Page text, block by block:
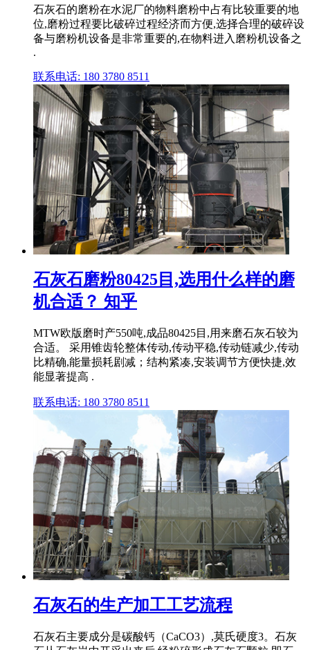
石灰石的磨粉在水泥厂的物料磨粉中占有比较重要的地
位,磨粉过程要比破碎过程经济而方便,选择合理的破碎设
备与磨粉机设备是非常重要的,在物料进入磨粉机设备之
.
联系电话: 180 3780 8511
石灰石磨粉80425目,选用什么样的磨
机合适？ 知乎
MTW欧版磨时产550吨,成品80425目,用来磨石灰石较为
合适。 采用锥齿轮整体传动,传动平稳,传动链减少,传动
比精确,能量损耗剧减；结构紧凑,安装调节方便快捷,效
能显著提高 .
联系电话: 180 3780 8511
石灰石的生产加工工艺流程
石灰石主要成分是碳酸钙（CaCO3）,莫氏硬度3。石灰